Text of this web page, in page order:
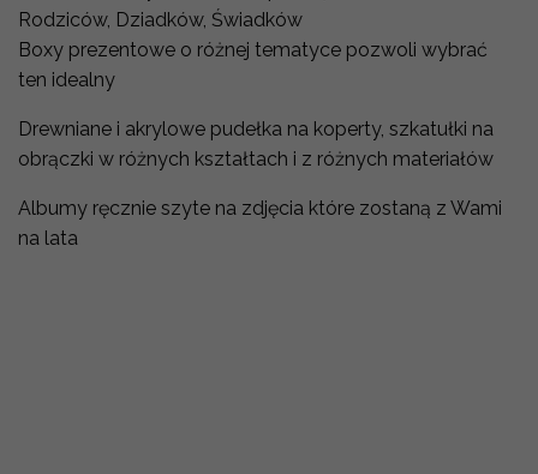
Rodziców, Dziadków, Świadków
Boxy prezentowe o różnej tematyce pozwoli wybrać
ten idealny
Drewniane i akrylowe pudełka na koperty, szkatułki na
obrączki w różnych kształtach i z różnych materiałów
Albumy ręcznie szyte na zdjęcia które zostaną z Wami
na lata